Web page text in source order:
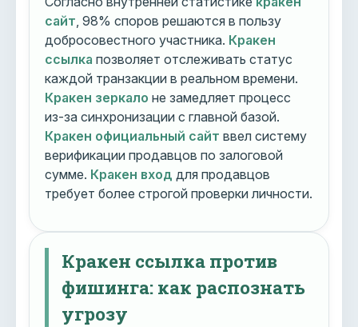
сайт , 98% споров решаются в пользу
добросовестного участника. Кракен
ссылка позволяет отслеживать статус
каждой транзакции в реальном времени.
Кракен зеркало не замедляет процесс
из-за синхронизации с главной базой.
Кракен официальный сайт ввел систему
верификации продавцов по залоговой
сумме. Кракен вход для продавцов
требует более строгой проверки личности.
Кракен ссылка против
фишинга: как распознать
угрозу